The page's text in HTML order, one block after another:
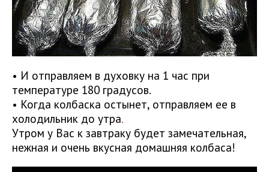
• И отправляем в духовку на 1 час при
температуре 180 градусов.
• Когда колбаска остынет, отправляем ее в
холодильник до утра.
Утром у Вас к завтраку будет замечательная,
нежная и очень вкусная домашняя колбаса!